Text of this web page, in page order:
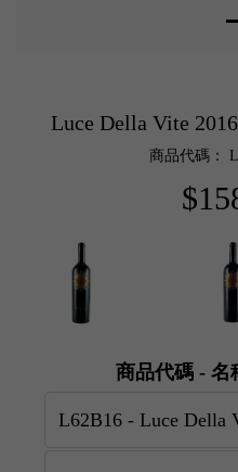
Luce Della Vite
商品代碼：
商品代碼 - 名